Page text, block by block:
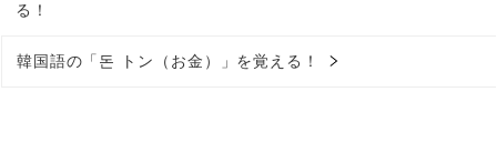
る！
韓国語の「돈 トン（お金）」を覚える！